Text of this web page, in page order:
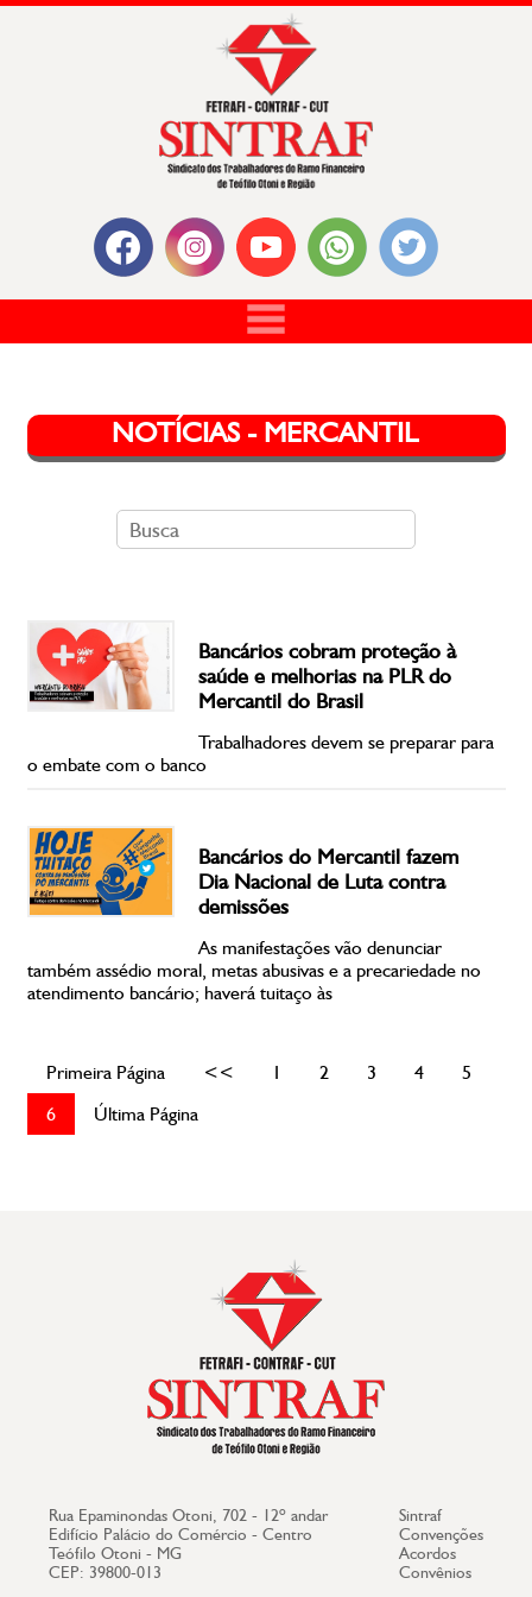
NOTÍCIAS - MERCANTIL
Bancários cobram proteção à
saúde e melhorias na PLR do
Mercantil do Brasil
Trabalhadores devem se preparar para
o embate com o banco
Bancários do Mercantil fazem
Dia Nacional de Luta contra
demissões
As manifestações vão denunciar
também assédio moral, metas abusivas e a precariedade no
atendimento bancário; haverá tuitaço às
Primeira Página << 1 2 3 4
5
6
Última Página
Rua Epaminondas Otoni, 702 - 12º andar
Edifício Palácio do Comércio - Centro
Teófilo Otoni - MG
CEP: 39800-013
Sintraf
Convenções
Acordos
Convênios